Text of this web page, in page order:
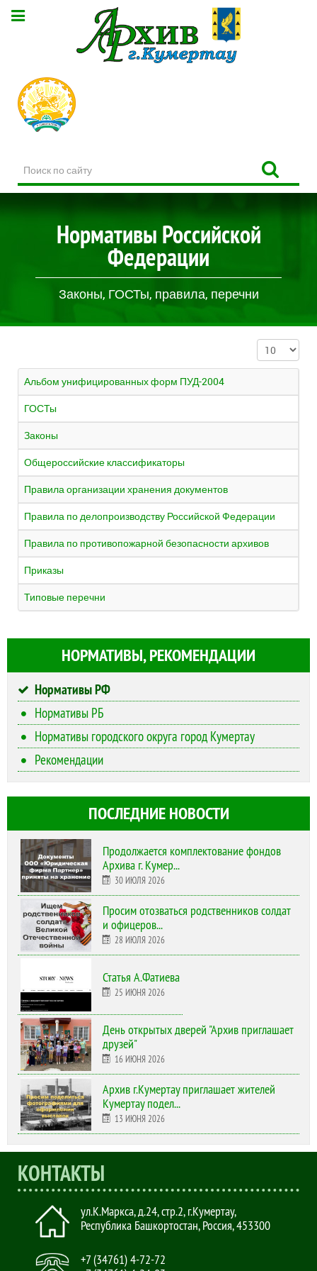
по
сайту
Нормативы Российской
Федерации
Законы, ГОСТы, правила, перечни
Кол-во строк:
Альбом унифицированных форм ПУД-2004
ГОСТы
Законы
Общероссийские классификаторы
Правила организации хранения документов
Правила по делопроизводству Российской Федерации
Правила по противопожарной безопасности архивов
Приказы
Типовые перечни
НОРМАТИВЫ, РЕКОМЕНДАЦИИ
Нормативы РФ
Нормативы РБ
Нормативы городского округа город Кумертау
Рекомендации
ПОСЛЕДНИЕ НОВОСТИ
Продолжается комплектование фондов
Архива г. Кумер...
30 ИЮЛЯ 2026
Просим отозваться родственников солдат
и офицеров...
28 ИЮЛЯ 2026
Статья А.Фатиева
25 ИЮНЯ 2026
День открытых дверей "Архив приглашает
друзей"
16 ИЮНЯ 2026
Архив г.Кумертау приглашает жителей
Кумертау подел...
13 ИЮНЯ 2026
КОНТАКТЫ
ул.К.Маркса, д.24, стр.2,г.Кумертау,
Республика Башкортостан, Россия,453300
+7 (34761) 4-72-72